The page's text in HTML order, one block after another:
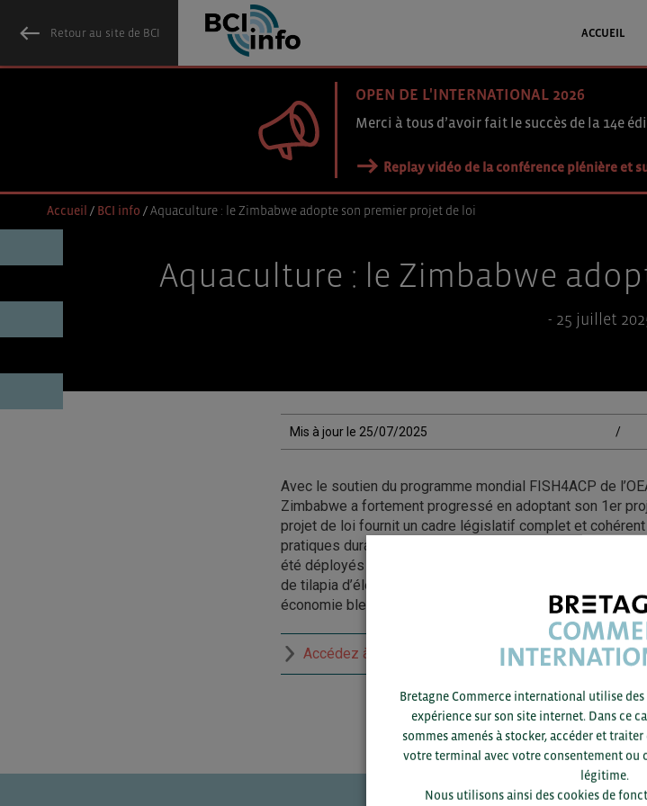
Retour au site de BCI ACCUEIL
OPEN DE L'INTERNATIONAL 2026
Merci à tous d’avoir fait le succès de la 14e
Replay vidéo de la conférence plénière
Accueil / BCI info /Aquaculture : le Zimbabwe adopte son premier projet de loi
Aquaculture : le Zimbabwe
- 25 juillet
Mis à jour le 25/07/2025 /
Avec le soutien du programme mondial FISH4ACP de
Zimbabwe a fortement progressé en adoptant son 1er
projet de loi fournit un cadre législatif complet et
pratiques durables et stimule la croissance de ce
été déployés pour inclure les femmes et les jeunes.
de tilapia d’élevage et de 22 M$ de valeur annuelle d’ici
économie bleue durable et inclusive.
Accédez à la ressource : FAO – 06/05/25
Bretagne Commerce international utilise
expérience sur son site internet. Dans ce
sommes amenés à stocker, accéder et
votre terminal avec votre consentement
légitime.
Nous utilisons ainsi des cookies de